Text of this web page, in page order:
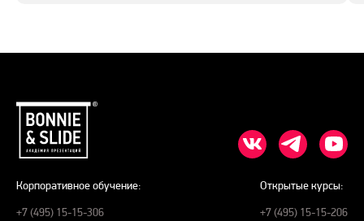
Корпоративное обучение:
+7 (495) 15-15-306
Открытые курсы:
+7 (495) 15-15-206